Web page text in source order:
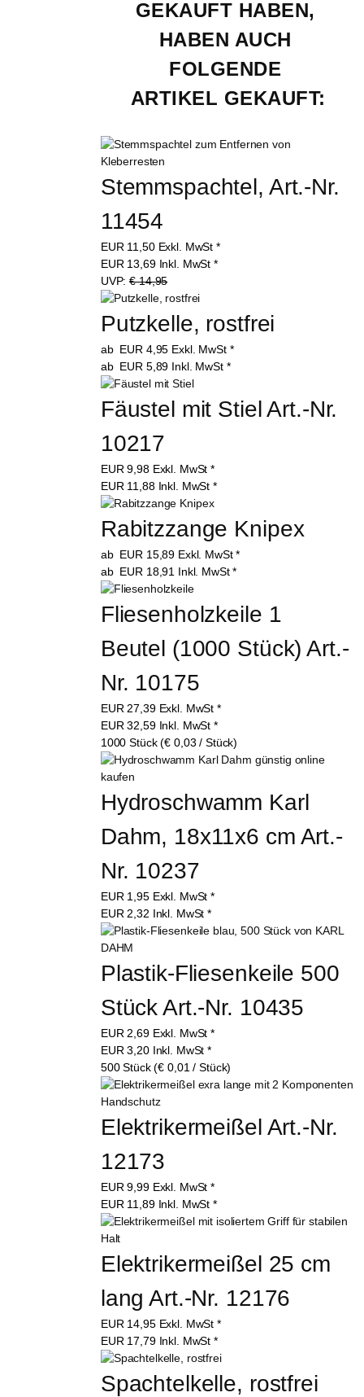
GEKAUFT HABEN,
HABEN AUCH
FOLGENDE
ARTIKEL GEKAUFT:
Stemmspachtel, Art.-Nr.
11454
EUR 11,50 Exkl. MwSt *
EUR 13,69 Inkl. MwSt *
UVP:€ 14,95
Putzkelle, rostfrei
ab EUR 4,95 Exkl. MwSt *
ab EUR 5,89 Inkl. MwSt *
Fäustel mit Stiel Art.-Nr.
10217
EUR9,98 Exkl. MwSt *
EUR 11,88 Inkl. MwSt *
Rabitzzange Knipex
ab EUR 15,89 Exkl. MwSt *
ab EUR 18,91 Inkl. MwSt *
Fliesenholzkeile 1
Beutel (1000 Stück) Art.-
Nr. 10175
EUR 27,39 Exkl. MwSt *
EUR32,59 Inkl. MwSt *
1000 Stück (€ 0,03 / Stück)
Hydroschwamm Karl
Dahm, 18x11x6 cm Art.-
Nr. 10237
EUR 1,95 Exkl. MwSt *
EUR 2,32 Inkl. MwSt *
Plastik-Fliesenkeile 500
Stück Art.-Nr. 10435
EUR 2,69 Exkl. MwSt *
EUR3,20 Inkl. MwSt *
500 Stück (€ 0,01 / Stück)
Elektrikermeißel Art.-Nr.
12173
EUR9,99 Exkl. MwSt *
EUR 11,89 Inkl. MwSt *
Elektrikermeißel 25 cm
lang Art.-Nr. 12176
EUR 14,95 Exkl. MwSt *
EUR 17,79 Inkl. MwSt *
Spachtelkelle, rostfrei